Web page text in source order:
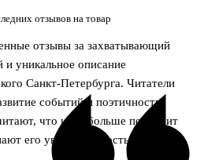
отзывов на товар
отзывы за захватывающий
уникальное описание
Санкт-Петербурга. Читатели
событий и поэтичность
что цикл больше подходит
его увлекательность для всех